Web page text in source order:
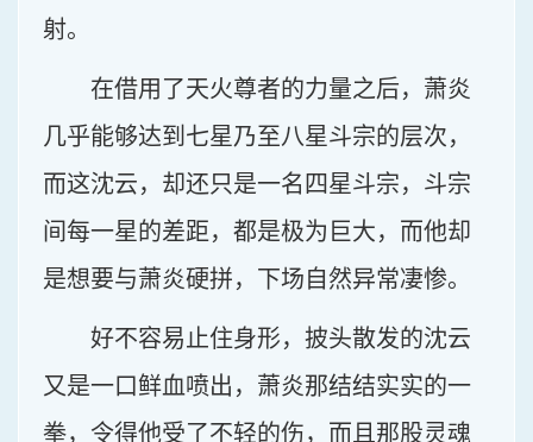
射。
在借用了天火尊者的力量之后，萧炎
几乎能够达到七星乃至八星斗宗的层次，
而这沈云，却还只是一名四星斗宗，斗宗
间每一星的差距，都是极为巨大，而他却
是想要与萧炎硬拼，下场自然异常凄惨。
好不容易止住身形，披头散发的沈云
又是一口鲜血喷出，萧炎那结结实实的一
拳，令得他受了不轻的伤，而且那股灵魂